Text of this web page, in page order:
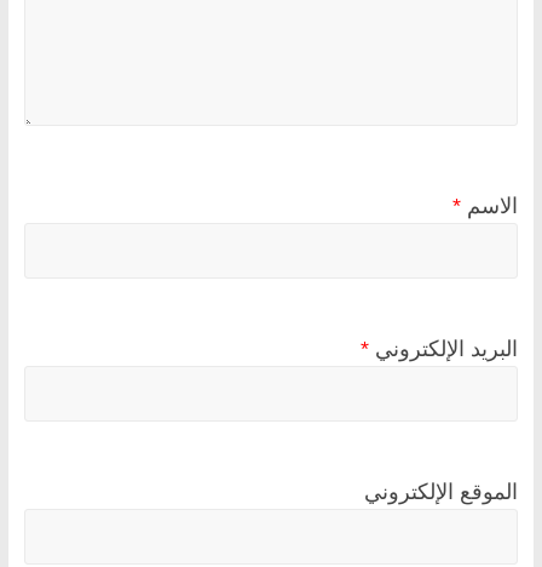
الاسم *
البريد الإلكتروني *
الموقع الإلكتروني